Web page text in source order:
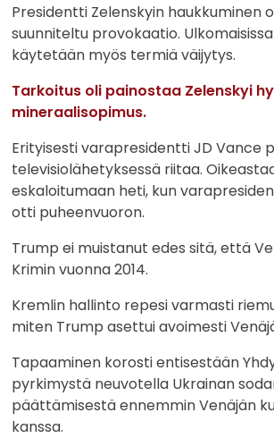
Presidentti Zelenskyin haukkuminen
suunniteltu provokaatio.
käytetään myös termiä väijytys.
Tarkoitus oli painostaa Zelenskyi
mineraalisopimus.
Erityisesti varapresidentti JD Vance
televisiolähetyksessä riitaa.
eskaloitumaan heti, kun
otti puheenvuoron.
Trump ei muistanut edes sitä, että
Krimin vuonna 2014.
Kremlin hallinto repesi varmasti
miten Trump asettui avoimesti
Tapaaminen korosti entisestään
pyrkimystä neuvotella Ukrainan
päättämisestä ennemmin Venäjän
kanssa.